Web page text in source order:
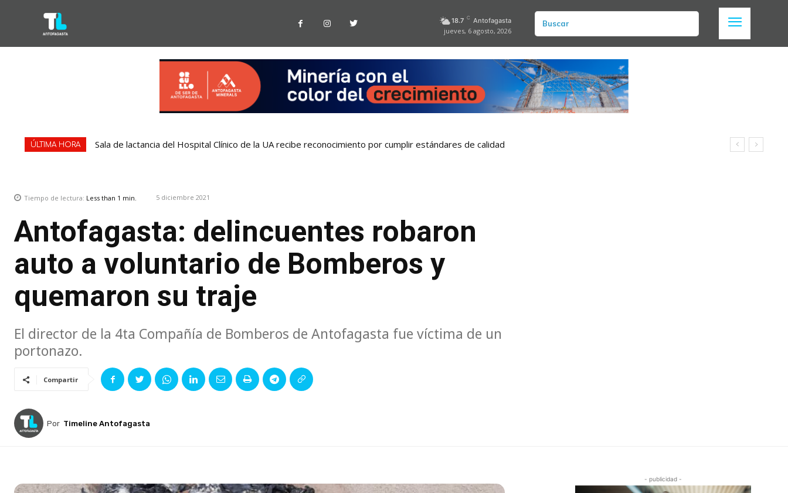
18.7 C Antofagasta
jueves, 6 agosto, 2026
Buscar
ÚLTIMA HORA Sala de lactancia del Hospital Clínico de la UA recibe reconocimiento por cumplir estándares de calidad
Tiempo de lectura: Less than 1 min. 5 diciembre 2021
Antofagasta: delincuentes robaron
auto a voluntario de Bomberos y
quemaron su traje
El director de la 4ta Compañía de Bomberos de Antofagasta fue víctima de un
portonazo.
Compartir
Por Timeline Antofagasta
- publicidad -